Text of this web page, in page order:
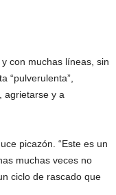
con muchas líneas, sin
“pulverulenta”,
agrietarse y a
picazón. “Este es un
muchas veces no
ciclo de rascado que